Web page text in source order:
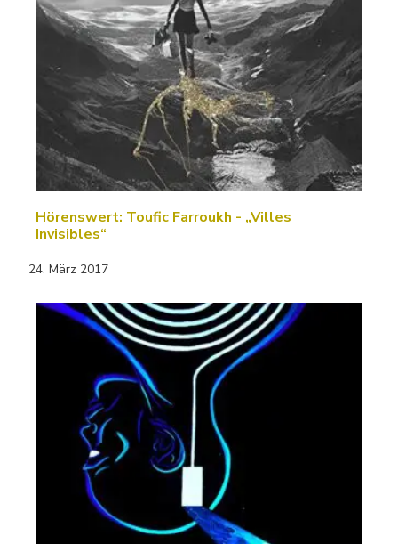
Hörenswert: Toufic Farroukh - „Villes
Invisibles“
24. März 2017